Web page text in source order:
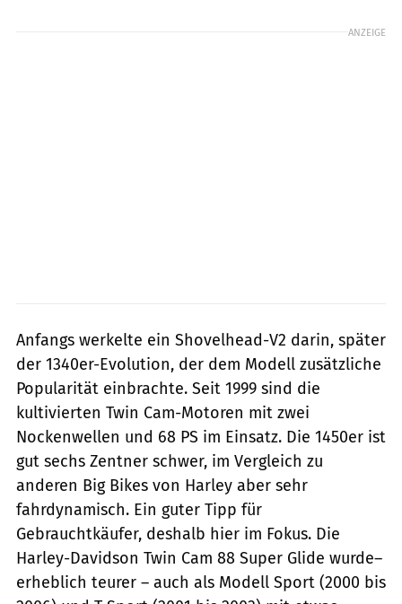
ANZEIGE
Anfangs werkelte ein Shovelhead-V2 darin, später
der 1340er-Evolution, der dem Modell zusätzliche
Popularität einbrachte. Seit 1999 sind die
kultivierten Twin Cam-Motoren mit zwei
Nockenwellen und 68 PS im Einsatz. Die 1450er ist
gut sechs Zentner schwer, im Vergleich zu
anderen Big Bikes von Harley aber sehr
fahrdynamisch. Ein guter Tipp für
Gebrauchtkäufer, deshalb hier im Fokus. Die
Harley-Davidson Twin Cam 88 Super Glide wurde–
erheblich teurer – auch als Modell Sport (2000 bis